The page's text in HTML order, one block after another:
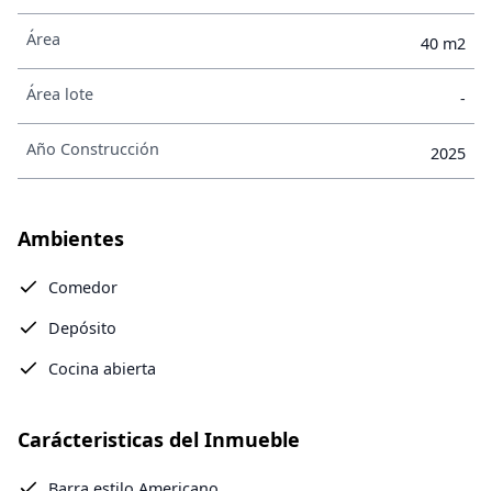
Área 40 m2
Área lote -
Año Construcción 2025
Ambientes
Comedor
Depósito
Cocina abierta
Carácteristicas del Inmueble